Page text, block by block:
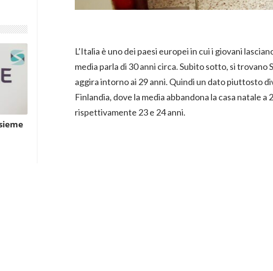
L’Italia è uno dei paesi europei in cui i giovani
media parla di 30 anni circa. Subito sotto, si trovano
aggira intorno ai 29 anni. Quindi un dato piuttosto
Finlandia, dove la media abbandona la casa natale a
rispettivamente 23 e 24 anni.